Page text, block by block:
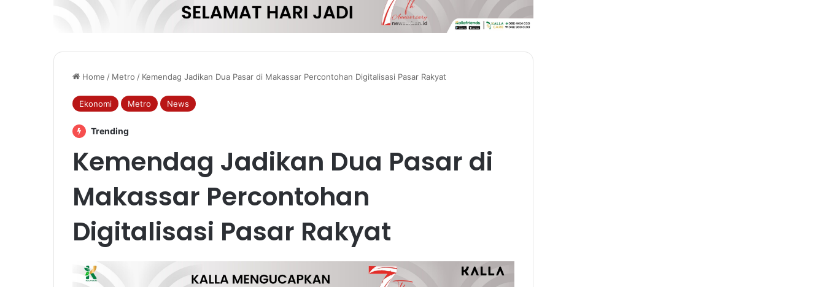
Home / Metro / Kemendag Jadikan Dua Pasar di Makassar Percontohan Digitalisasi Pasar Rakyat
Ekonomi Metro News
Trending
Kemendag Jadikan Dua Pasar di
Makassar Percontohan
Digitalisasi Pasar Rakyat